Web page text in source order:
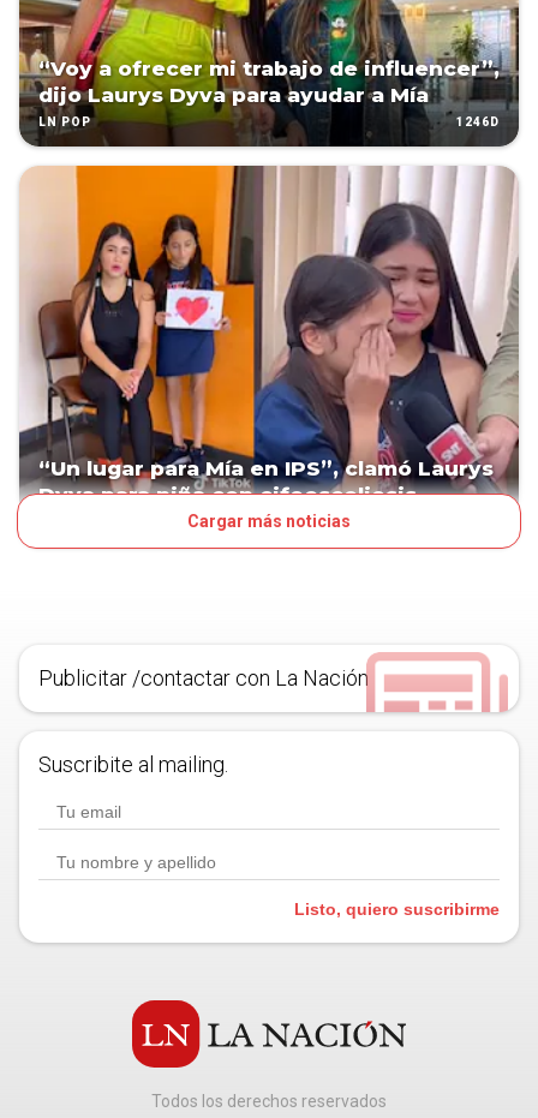
“Voy a ofrecer mi trabajo de influencer”,
dijo Laurys Dyva para ayudar a Mía
LN POP 1246D
“Un lugar para Mía en IPS”, clamó Laurys
Dyva para niña con cifoescoliosis
Cargar más noticias
Publicitar /contactar con La Nación
Suscribite al mailing.
Listo, quiero suscribirme
Todos los derechos reservados